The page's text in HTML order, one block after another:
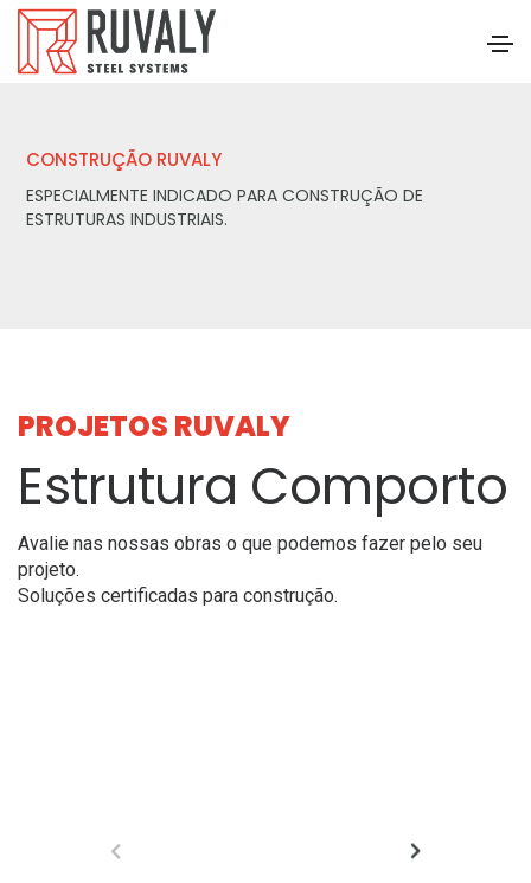
CONSTRUÇÃO RUVALY
ESPECIALMENTE INDICADO PARA CONSTRUÇÃO DE
ESTRUTURAS INDUSTRIAIS.
PROJETOS RUVALY
Estrutura Comporto
Avalie nas nossas obras o que podemos fazer pelo seu
projeto.
Soluções certificadas para construção.